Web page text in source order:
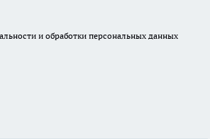
и обработки персональных данных